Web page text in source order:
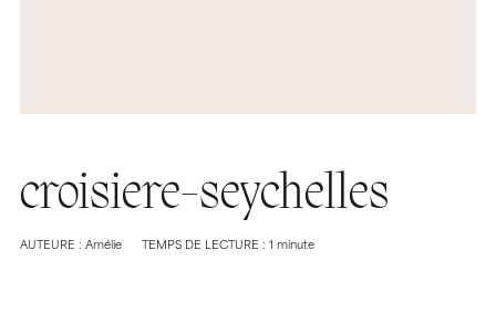
croisiere-seychelles
AUTEURE : Amélie TEMPS DE LECTURE : 1 minute